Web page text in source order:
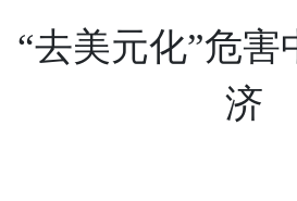
“去美元化”危害
济